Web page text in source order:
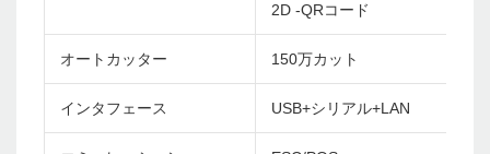
2D -QRコード
オートカッター 150万カット
インタフェース USB+シリアル+LAN